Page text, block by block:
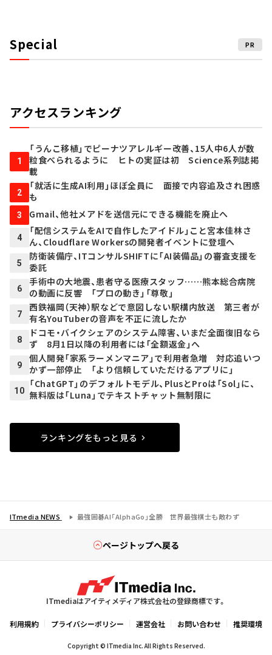
Special PR
アクセスランキング
1
「うんこ移植」でピーナツアレルギー改善、15人中6人が数
粒食べられるように ヒトの実証は初 Science系列誌掲
載
2
「就活に生成AI利用」ほぼ全員に 面接で内容追及され困惑
も
3 Gmail、他社メアドを送信元にできる機能を廃止へ
4
「配信システムをAIで自作したアイドル」こと宮本佳林さ
ん、Cloudflare Workersの開発者イベントに登壇へ
5
防衛装備庁、ITコンサルSHIFTに「AI装備品」の審査支援を
委託
6
手術中の大地震、患者守る医療スタッフ……熊本総合病院
の動画に反響 「プロの動き」「尊敬」
7
西鉄福岡（天神）駅などで意図しない駅構内放送 第三者が
有名YouTuberの音声を不正に流したか
8
ドコモ・バイクシェアのシステム障害、いまだ全面復旧なら
ず 8月1日以降の利用者には「全額返金」へ
9
個人開発「家系ラーメンマニア」で利用者急増 対応追いつ
かず一部停止 「より信頼していただけるアプリに」
10
「ChatGPT」のデフォルトモデル、PlusとProは「Sol」に、
無料版は「Luna」でテキストチャット無制限に
ランキングをもっと見る
ITmedia NEWS 最強囲碁AI「AlphaGo」全勝 世界最強棋士も敵わず
ページトップへ戻る
ITmediaはアイティメディア株式会社の登録商標です。
利用規約 プライバシーポリシー 運営会社 お問い合わせ 推奨環境
Copyright © ITmedia Inc. All Rights Reserved.